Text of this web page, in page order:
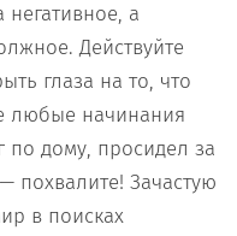
негативное, а
Действуйте
глаза на то, что
любые начинания
по дому, просидел за
похвалите! Зачастую
в поисках